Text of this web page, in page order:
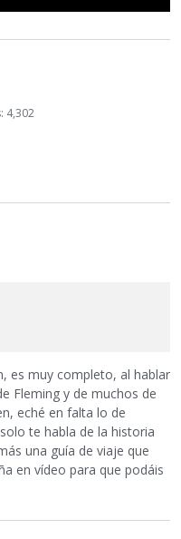
4,302
es muy completo, al hablar
Fleming y de muchos de
eché en falta lo de
te habla de la historia
una guía de viaje que
en vídeo para que podáis